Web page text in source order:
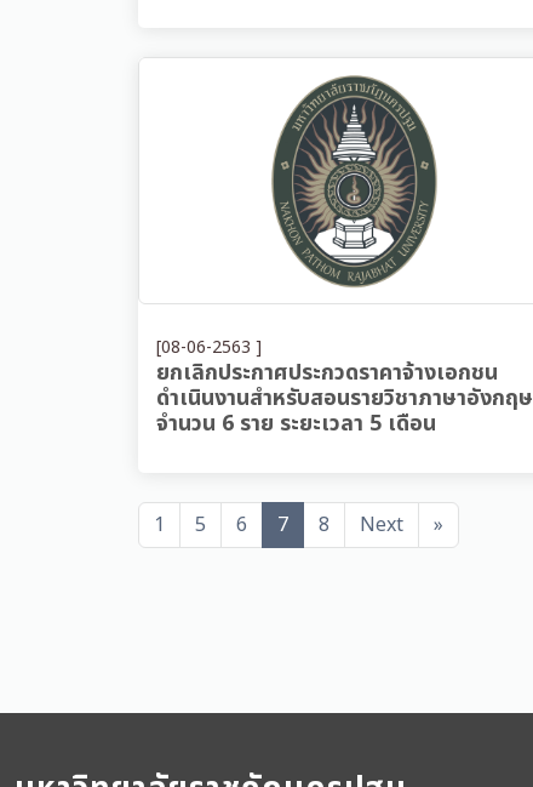
[08-06-2563 ]
ยกเลิกประกาศประกวดราคาจ้างเอกชน
ดำเนินงานสำหรับสอนรายวิชาภาษาอังกฤษ
จำนวน 6 ราย ระยะเวลา 5 เดือน
1 5 6 7 8 Next »